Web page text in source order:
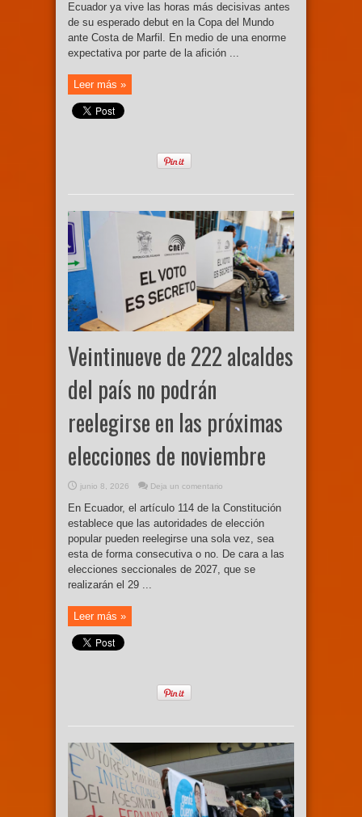
Ecuador ya vive las horas más decisivas antes
de su esperado debut en la Copa del Mundo
ante Costa de Marfil. En medio de una enorme
expectativa por parte de la afición ...
Leer más »
Veintinueve de 222 alcaldes
del país no podrán
reelegirse en las próximas
elecciones de noviembre
junio 8, 2026 Deja un comentario
En Ecuador, el artículo 114 de la Constitución
establece que las autoridades de elección
popular pueden reelegirse una sola vez, sea
esta de forma consecutiva o no. De cara a las
elecciones seccionales de 2027, que se
realizarán el 29 ...
Leer más »